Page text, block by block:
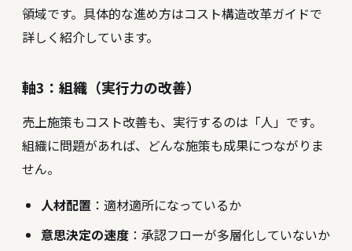
領域です。具体的な進め方はコスト構造改革ガイドで
詳しく紹介しています。
軸3：組織（実行力の改善）
売上施策もコスト改善も、実行するのは「人」です。
組織に問題があれば、どんな施策も成果につながりま
せん。
人材配置 ：適材適所になっているか
意思決定の速度 ：承認フローが多層化していないか